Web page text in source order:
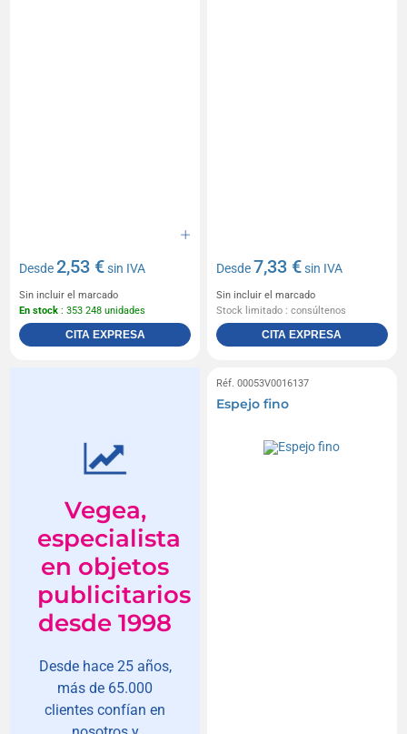
Desde2,53 €sin IVA
Sin incluir el marcado
En stock : 353 248 unidades
CITA EXPRESA
Desde7,33 €sin IVA
Sin incluir el marcado
Stock limitado : consúltenos
CITA EXPRESA
Vegea,
especialista
en objetos
publicitarios
desde 1998
Desde hace 25 años,
más de 65.000
clientes confían en
Réf. 00053V0016137
Espejo fino